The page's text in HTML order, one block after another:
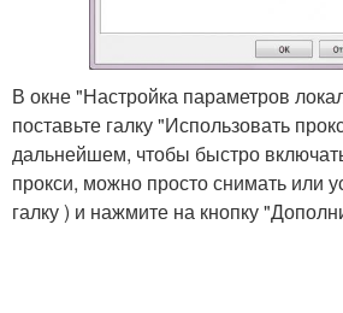
В окне "Настройка параметров
поставьте галку "Использовать
дальнейшем, чтобы быстро
прокси, можно просто снимать или
галку ) и нажмите на кнопку